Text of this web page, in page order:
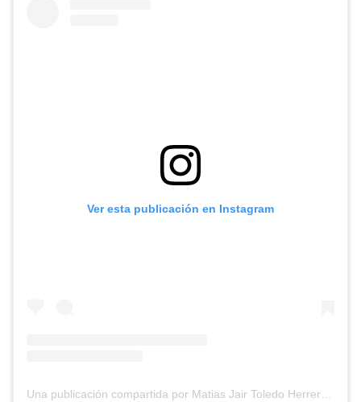
Ver esta publicación en Instagram
Una publicación compartida por Matias Jair Toledo Herrera (@matiastoledoh)